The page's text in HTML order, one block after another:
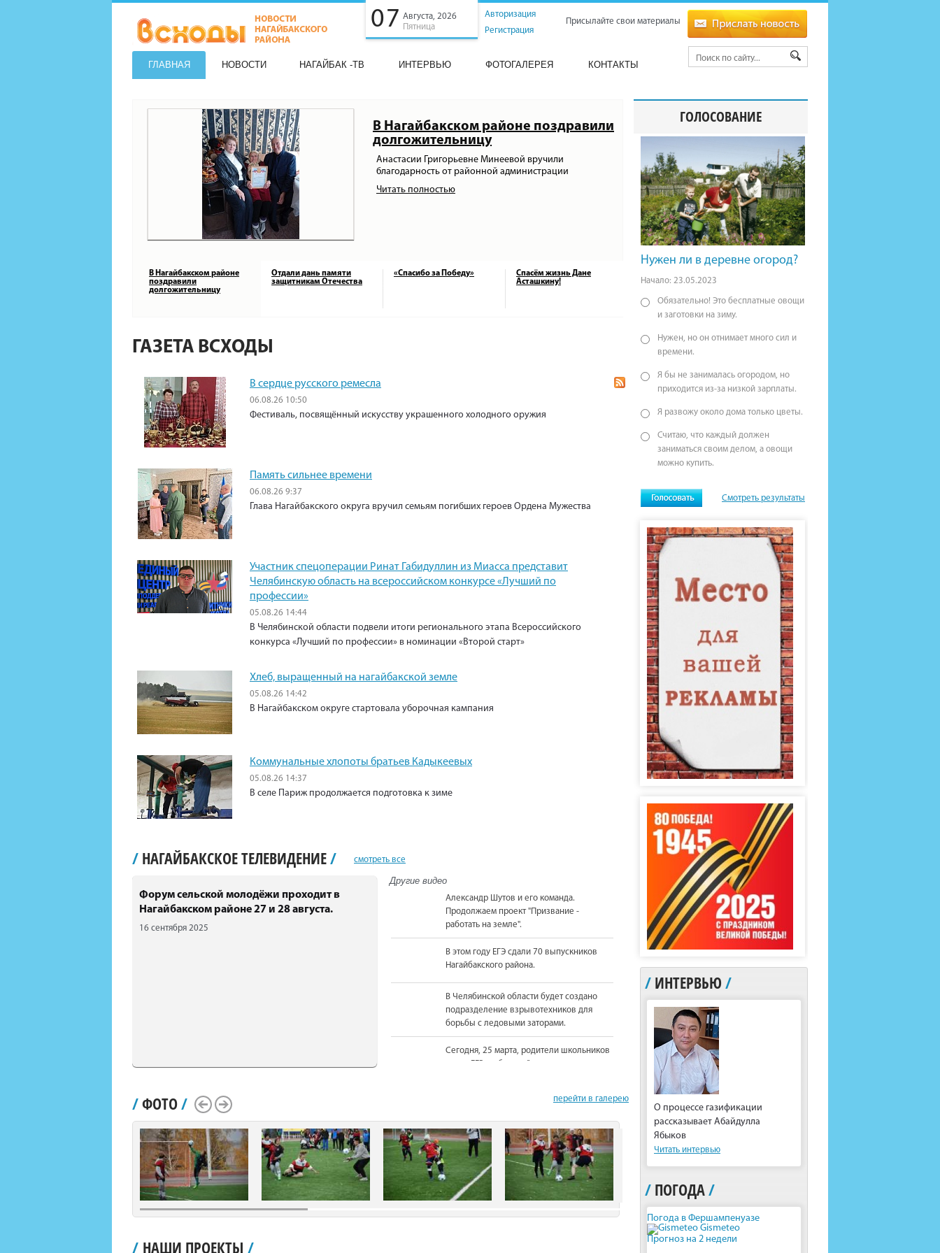
07 Августа, 2026
Пятница
Авторизация
Регистрация
Присылайте свои материалы
ГЛАВНАЯ НОВОСТИ НАГАЙБАК -ТВ ИНТЕРВЬЮ ФОТОГАЛЕРЕЯ КОНТАКТЫ
В Нагайбакском районе поздравили
долгожительницу
Анастасии Григорьевне Минеевой вручили
благодарность от районной администрации
Читать полностью
В Нагайбакском районе
поздравили
долгожительницу
Отдали дань памяти
защитникам Отечества
«Спасибо за Победу»
Спасём жизнь Дане
Асташкину!
ГАЗЕТА ВСХОДЫ
В сердце русского ремесла
06.08.26 10:50
Фестиваль, посвящённый искусству украшенного холодного оружия
Память сильнее времени
06.08.26 9:37
Глава Нагайбакского округа вручил семьям погибших героев Ордена Мужества
Участник спецоперации Ринат Габидуллин из Миасса представит
Челябинскую область на всероссийском конкурсе «Лучший по
профессии»
05.08.26 14:44
В Челябинской области подвели итоги регионального этапа Всероссийского
конкурса «Лучший по профессии» в номинации «Второй старт»
Хлеб, выращенный на нагайбакской земле
05.08.26 14:42
В Нагайбакском округе стартовала уборочная кампания
Коммунальные хлопоты братьев Кадыкеевых
05.08.26 14:37
В селе Париж продолжается подготовка к зиме
/ НАГАЙБАКСКОЕ ТЕЛЕВИДЕНИЕ/ смотреть все
Форум сельской молодёжи проходит в
Нагайбакском районе 27 и 28 августа.
16 сентября 2025
Другие видео
Александр Шутов и его команда.
Продолжаем проект "Призвание -
работать на земле".
В этом году ЕГЭ сдали 70 выпускников
Нагайбакского района.
В Челябинской области будет создано
подразделение взрывотехников для
борьбы с ледовыми заторами.
Сегодня, 25 марта, родители школьников
сдали ЕГЭ по базовой математике.
На должность Уполномоченного по
вновь назначена Юлия Сударенко
Юные читатели приняли участие в
чемпионате по чтению вслух.
В Нагайбакском районе установлен
/ФОТО/ перейти в галерею
Scroll LeftScroll Right
/ НАШИ ПРОЕКТЫ /
ГОЛОСОВАНИЕ
Нужен ли в деревне огород?
Начало: 23.05.2023
Обязательно! Это бесплатные овощи
и заготовки на зиму.
Нужен, но он отнимает много сил и
времени.
Я бы не занималась огородом, но
приходится из-за низкой зарплаты.
Я развожу около дома только цветы.
Считаю, что каждый должен
заниматься своим делом, а овощи
можно купить.
Смотреть результаты
/ ИНТЕРВЬЮ /
О процессе газификации
рассказывает Абайдулла
Ябыков
Читать интервью
/ ПОГОДА/
Погода в Фершампенуазе
Gismeteo
Прогноз на 2 недели